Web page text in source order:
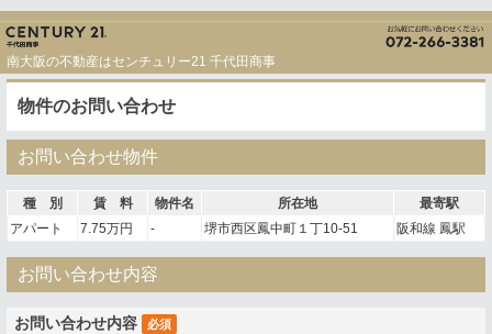
南大阪の不動産はセンチュリー21 千代田商事
物件のお問い合わせ
お問い合わせ物件
種 別 賃 料 物件名 所在地
最寄駅
アパート
7.75万円 - 堺市西区鳳中町１丁10-51 阪和線 鳳駅
お問い合わせ内容
お問い合わせ内容 必須